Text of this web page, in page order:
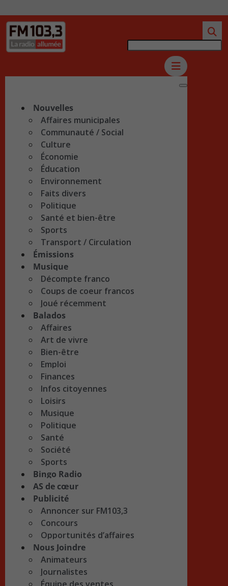
Nouvelles
Affaires municipales
Communauté / Social
Culture
Économie
Éducation
Environnement
Faits divers
Politique
Santé et bien-être
Sports
Transport / Circulation
Émissions
Musique
Décompte franco
Coups de coeur francos
Joué récemment
Balados
Affaires
Art de vivre
Bien-être
Emploi
Finances
Infos citoyennes
Loisirs
Musique
Politique
Santé
Société
Sports
Bingo Radio
AS de cœur
Publicité
Annoncer sur FM103,3
Concours
Opportunités d’affaires
Nous Joindre
Animateurs
Journalistes